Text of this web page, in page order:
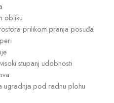
obliku
prilikom pranja posuđa
stupanj udobnosti
ugradnja pod radnu plohu